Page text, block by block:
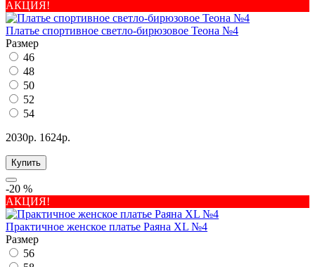
АКЦИЯ!
Платье спортивное светло-бирюзовое Теона №4
Размер
46
48
50
52
54
2030р. 1624р.
Купить
-20 %
АКЦИЯ!
Практичное женское платье Раяна XL №4
Размер
56